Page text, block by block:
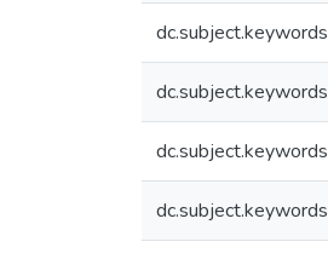
dc.subject.keywords
dc.subject.keywords
dc.subject.keywords
dc.subject.keywords